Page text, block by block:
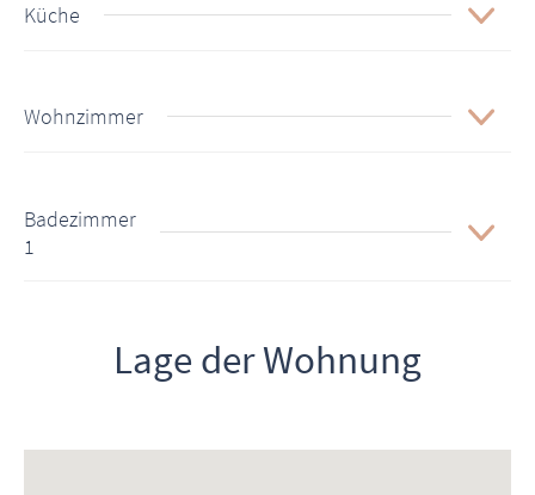
Küche
Wohnzimmer
Badezimmer
1
Lage der Wohnung